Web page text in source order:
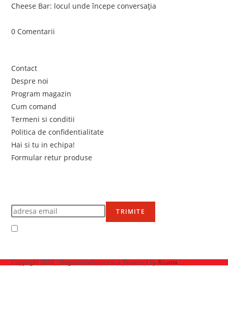
Cheese Bar: locul unde începe conversația
0 Comentarii
Contact
Despre noi
Program magazin
Cum comand
Termeni si conditii
Politica de confidentialitate
Hai si tu in echipa!
Formular retur produse
TRIMITE
Copyright 2026 - DegusteriaFrancesca. Powered byAzuma.